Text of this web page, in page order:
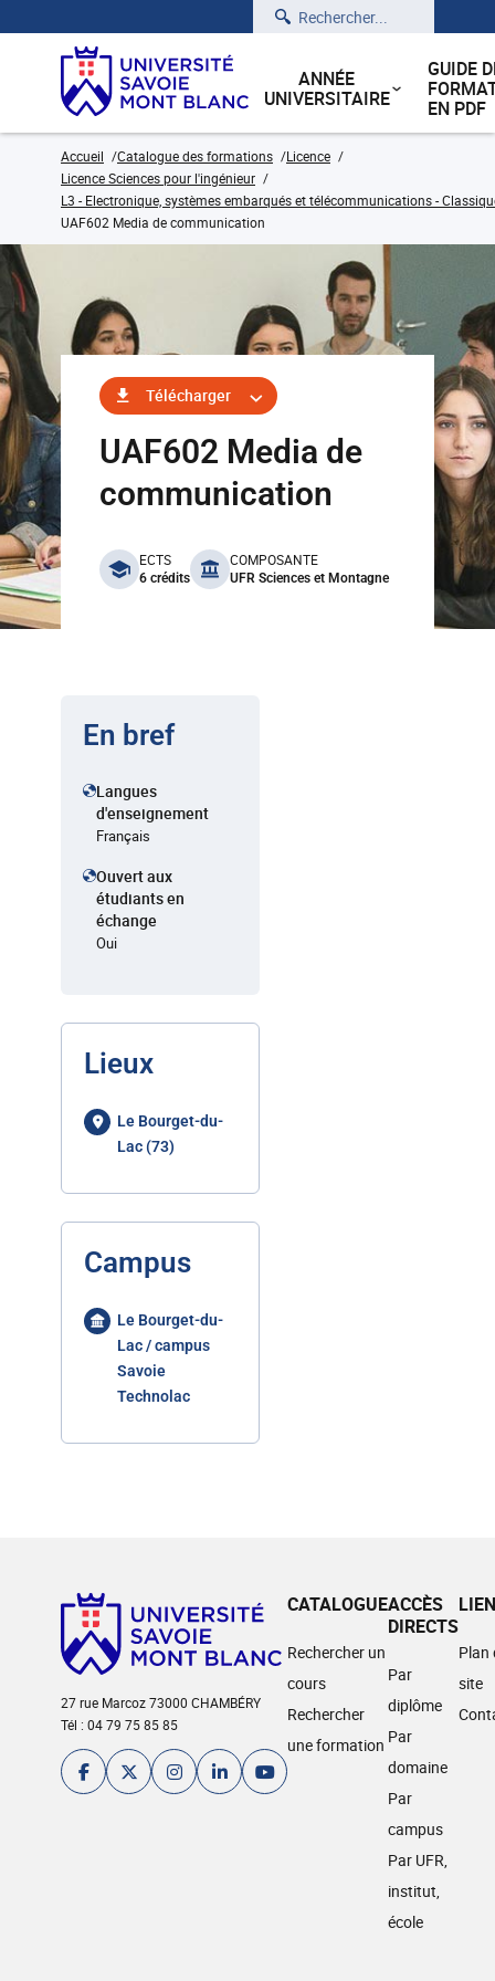
Rechercher
ANNÉE
UNIVERSITAIRE
GUIDE
EN PDF
Accueil Catalogue des formations
Licence
Licence Sciences pour l'ingénieur
L3 - Electronique, systèmes embarqués et télécommunications -
UAF602 Media de communication
Télécharger
UAF602 Media de
communication
benefits
ECTS
6 crédits
COMPOSANTE
UFR Sciences et Montagne
En bref
Langues
d'enseignement
Français
Ouvert aux
étudiants en
échange
Oui
Lieux
Le Bourget-du-
Lac (73)
Campus
Le Bourget-du-
Lac / campus
Savoie
Technolac
27 rue Marcoz 73000 CHAMBÉRY
Tél : 04 79 75 85 85
CATALOGUE
Rechercher un
cours
Rechercher
une formation
ACCÈS
DIRECTS
Par
diplôme
Par
domaine
Par
campus
Par UFR,
institut,
école
Plan
site